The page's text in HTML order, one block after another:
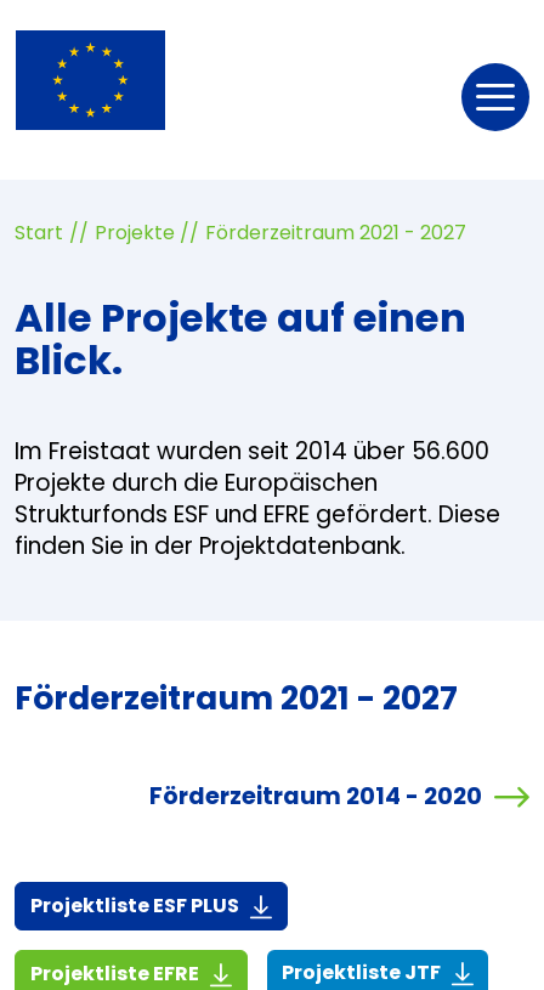
Start Projekte Förderzeitraum 2021 - 2027
Alle Projekte auf einen
Blick.
Im Freistaat wurden seit 2014 über 56.600
Projekte durch die Europäischen
Strukturfonds ESF und EFRE gefördert. Diese
finden Sie in der Projektdatenbank.
Förderzeitraum 2021 - 2027
Förderzeitraum 2014 - 2020
Projektliste ESF PLUS (916,7 KiB)
Projektliste EFRE (1,4 MiB)Projektliste JTF(268,6